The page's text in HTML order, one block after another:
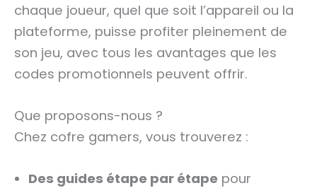
chaque joueur, quel que soit l’appareil ou la
plateforme, puisse profiter pleinement de
son jeu, avec tous les avantages que les
codes promotionnels peuvent offrir.
Que proposons-nous ?
Chez cofre gamers, vous trouverez :
Des guides étape par étape pour